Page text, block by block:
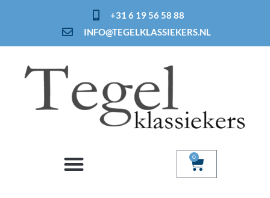
+31 6 19 56 58 88
INFO@TEGELKLASSIEKERS.NL
0